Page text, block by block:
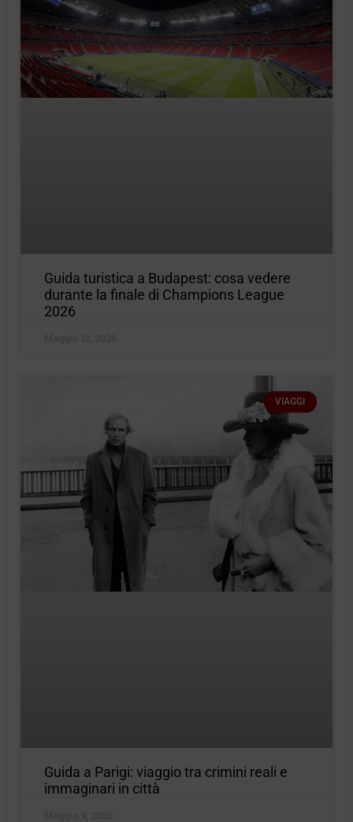
Guida turistica a Budapest: cosa vedere
durante la finale di Champions League
2026
Maggio 10, 2026
VIAGGI
Guida a Parigi: viaggio tra crimini reali e
immaginari in città
Maggio 9, 2026